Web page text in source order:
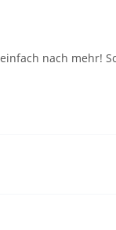
nach mehr!